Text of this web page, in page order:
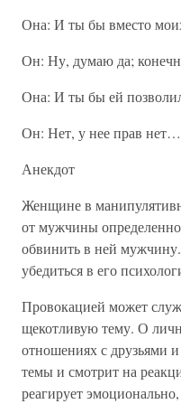
Она: И ты бы вместо
Он: Ну, думаю да;
Она: И ты бы ей
Он: Нет, у нее прав нет…
Анекдот
Женщине в
от мужчины
обвинить в ней
убедиться в его
Провокацией может
щекотливую тему. О
отношениях с друзьями
темы и смотрит на
реагирует